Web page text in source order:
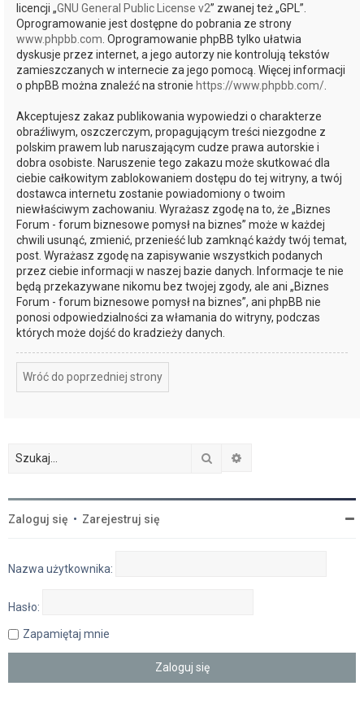
licencji „GNU General Public License v2” zwanej też „GPL”.
Oprogramowanie jest dostępne do pobrania ze strony
www.phpbb.com . Oprogramowanie phpBB tylko ułatwia
dyskusje przez internet, a jego autorzy nie kontrolują tekstów
zamieszczanych w internecie za jego pomocą. Więcej informacji
o phpBB można znaleźć na stronie https://www.phpbb.com/
Akceptujesz zakaz publikowania wypowiedzi o charakterze
obraźliwym, oszczerczym, propagującym treści niezgodne z
polskim prawem lub naruszającym cudze prawa autorskie i
dobra osobiste. Naruszenie tego zakazu może skutkować dla
ciebie całkowitym zablokowaniem dostępu do tej witryny, a twój
dostawca internetu zostanie powiadomiony o twoim
niewłaściwym zachowaniu. Wyrażasz zgodę na to, że „Biznes
Forum - forum biznesowe pomysł na biznes” może w każdej
chwili usunąć, zmienić, przenieść lub zamknąć każdy twój temat,
post. Wyrażasz zgodę na zapisywanie wszystkich podanych
przez ciebie informacji w naszej bazie danych. Informacje te nie
będą przekazywane nikomu bez twojej zgody, ale ani „Biznes
Forum - forum biznesowe pomysł na biznes”, ani phpBB nie
ponosi odpowiedzialności za włamania do witryny, podczas
których może dojść do kradzieży danych.
Wróć do poprzedniej strony
Szukaj
Zaloguj się • Zarejestruj się
Nazwa użytkownika:
Hasło:
Zapamiętaj mnie